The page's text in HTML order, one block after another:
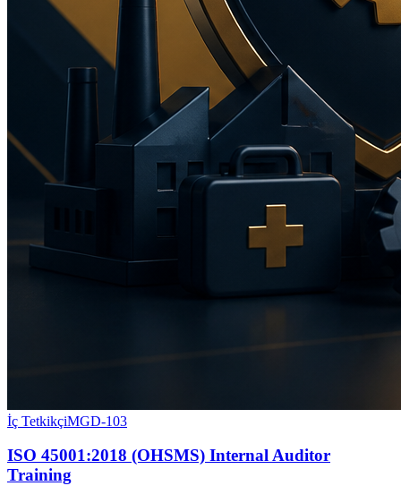
İç TetkikçiMGD-103
ISO 45001:2018 (OHSMS) Internal Auditor
Training